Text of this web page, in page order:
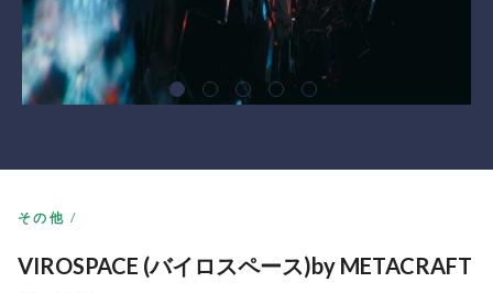
その他
VIROSPACE (バイロスペース)by METACRAFT